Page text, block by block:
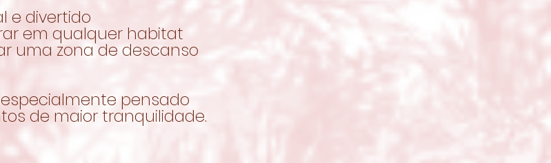
e divertido
em qualquer habitat
uma zona de descanso
pensado
de maior tranquilidade.